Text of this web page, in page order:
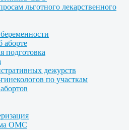
льготного лекарственного
аборте
подготовка
дежурств
по участкам
ОМС